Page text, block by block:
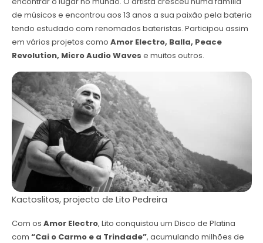
de músicos e encontrou aos 13 anos a sua paixão pela bateria
tendo estudado com renomados bateristas. Participou assim
em vários projetos como Amor Electro, Balla, Peace
Revolution, Micro Audio Waves e muitos outros.
Kactoslitos, projecto de Lito Pedreira
Com os Amor Electro, Lito conquistou um Disco de Platina
com “Cai o Carmo e a Trindade”, acumulando milhões de